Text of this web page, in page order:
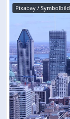
Pixabay / Symbolbild